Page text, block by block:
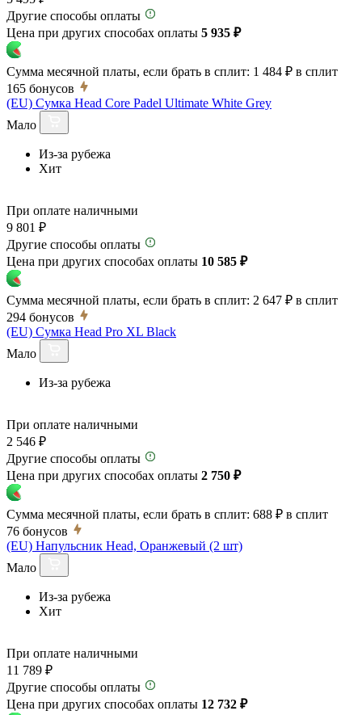
Другие способы оплаты
Цена при других способах оплаты 5 935 ₽
Сумма месячной платы, если брать в сплит: 1 484 ₽ в сплит
165 бонусов
(EU) Сумка Head Core Padel Ultimate White Grey
Мало
Из-за рубежа
Хит
При оплате наличными
9 801 ₽
Другие способы оплаты
Цена при других способах оплаты 10 585 ₽
Сумма месячной платы, если брать в сплит: 2 647 ₽ в сплит
294 бонусов
(EU) Сумка Head Pro XL Black
Мало
Из-за рубежа
При оплате наличными
2 546 ₽
Другие способы оплаты
Цена при других способах оплаты 2 750 ₽
Сумма месячной платы, если брать в сплит: 688 ₽ в сплит
76 бонусов
(EU) Напульсник Head, Оранжевый (2 шт)
Мало
Из-за рубежа
Хит
При оплате наличными
11 789 ₽
Другие способы оплаты
Цена при других способах оплаты 12 732 ₽